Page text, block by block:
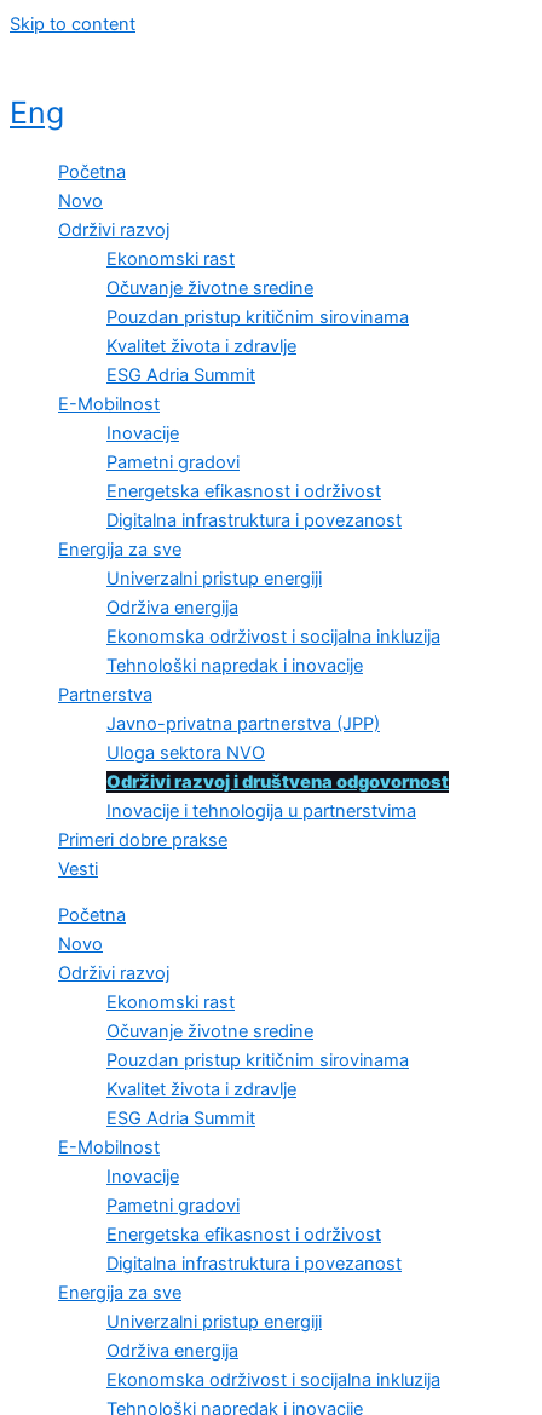
Skip to content
Eng
Početna
Novo
Održivi razvoj
Ekonomski rast
Očuvanje životne sredine
Pouzdan pristup kritičnim sirovinama
Kvalitet života i zdravlje
ESG Adria Summit
E-Mobilnost
Inovacije
Pametni gradovi
Energetska efikasnost i održivost
Digitalna infrastruktura i povezanost
Energija za sve
Univerzalni pristup energiji
Održiva energija
Ekonomska održivost i socijalna inkluzija
Tehnološki napredak i inovacije
Partnerstva
Javno-privatna partnerstva (JPP)
Uloga sektora NVO
Održivi razvoj i društvena odgovornost
Inovacije i tehnologija u partnerstvima
Primeri dobre prakse
Vesti
Početna
Novo
Održivi razvoj
Ekonomski rast
Očuvanje životne sredine
Pouzdan pristup kritičnim sirovinama
Kvalitet života i zdravlje
ESG Adria Summit
E-Mobilnost
Inovacije
Pametni gradovi
Energetska efikasnost i održivost
Digitalna infrastruktura i povezanost
Energija za sve
Univerzalni pristup energiji
Održiva energija
Ekonomska održivost i socijalna inkluzija
Tehnološki napredak i inovacije